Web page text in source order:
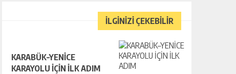
İLGİNİZİ ÇEKEBİLİR
KARABÜK–YENİCE
KARAYOLU İÇİN İLK ADIM